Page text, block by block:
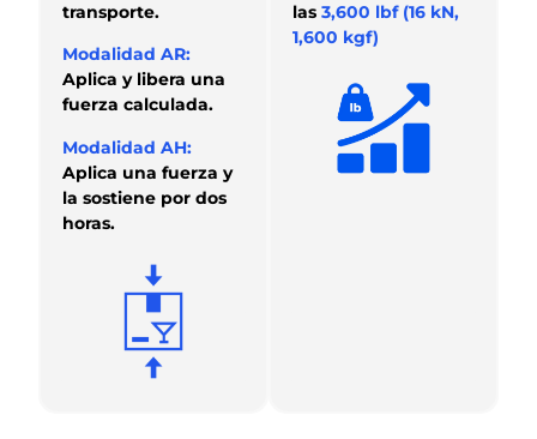
transporte.
Modalidad AR:
Aplica y libera una
fuerza calculada.
Modalidad AH:
Aplica una fuerza y
la sostiene por dos
horas.
las 3,600 lbf (16 kN,
1,600 kgf)